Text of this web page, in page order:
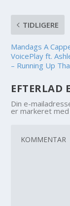
TIDLIGERE
Mandags A
VoicePlay ft.
– Running Up
EFTERLAD
Din e-
er markeret